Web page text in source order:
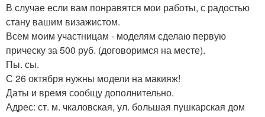
В случае если вам понравятся мои работы, с радостью
стану вашим визажистом.
Всем моим участницам - моделям сделаю первую
прическу за 500 руб. (договоримся на месте).
Пы. сы.
С 26 октября нужны модели на макияж!
Даты и время сообщу дополнительно.
Адрес: ст. м. чкаловская, ул. большая пушкарская дом